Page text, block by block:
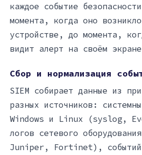
каждое событие
момента, когда оно
устройстве, до момента,
видит алерт на своём
Сбор и нормализация
SIEM собирает данные из
разных источников:
Windows и Linux (syslog,
логов сетевого
Juniper, Fortinet),